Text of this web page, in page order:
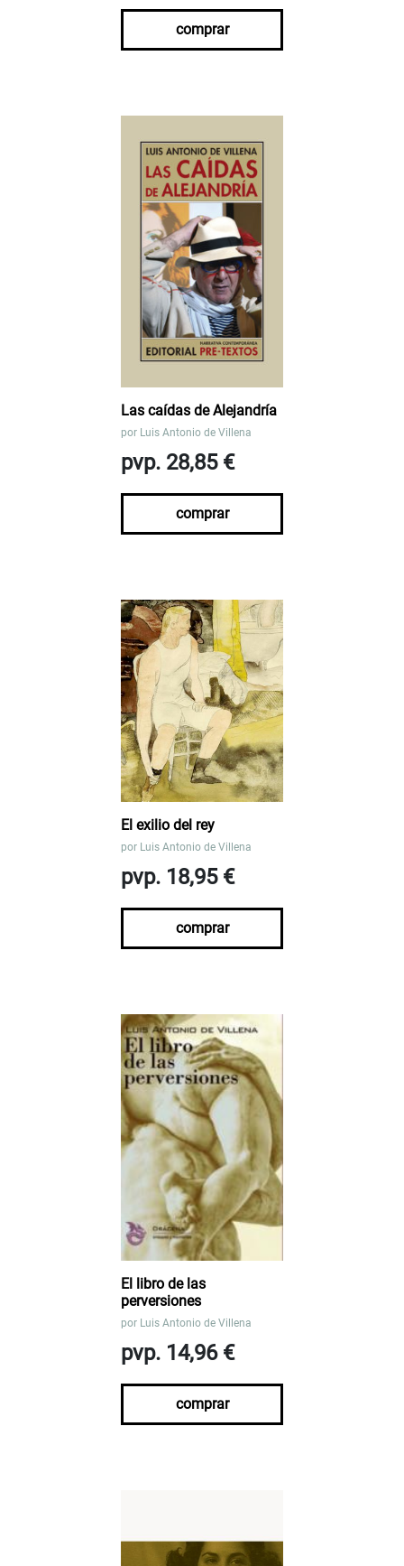
comprar
Las caídas de Alejandría
por Luis Antonio de Villena
pvp. 28,85 €
comprar
El exilio del rey
por Luis Antonio de Villena
pvp. 18,95 €
comprar
El libro de las
perversiones
por Luis Antonio de Villena
pvp. 14,96 €
comprar